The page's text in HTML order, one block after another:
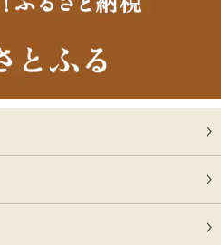
切なお名前のお披露目に
神奈川
県
神戸牛カタログギフト
８千円
神戸牛食べ比べセット 焼